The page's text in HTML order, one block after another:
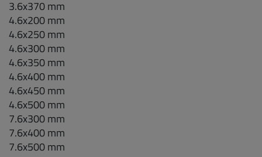
3.6x370 mm
4.6x200 mm
4.6x250 mm
4.6x300 mm
4.6x350 mm
4.6x400 mm
4.6x450 mm
4.6x500 mm
7.6x300 mm
7.6x400 mm
7.6x500 mm